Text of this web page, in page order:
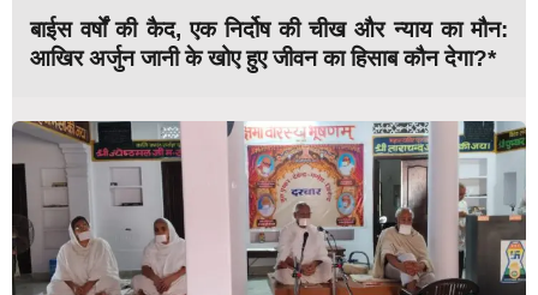
बाईस वर्षों की कैद, एक निर्दोष की चीख और न्याय का मौन:
आखिर अर्जुन जानी के खोए हुए जीवन का हिसाब कौन देगा?*